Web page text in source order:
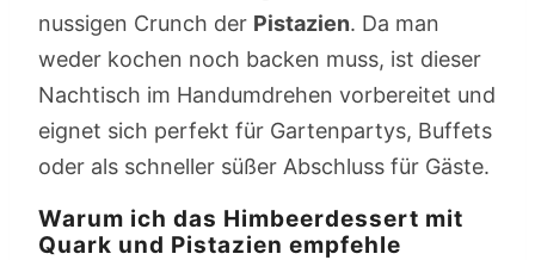
nussigen Crunch der Pistazien. Da man
weder kochen noch backen muss, ist dieser
Nachtisch im Handumdrehen vorbereitet und
eignet sich perfekt für Gartenpartys, Buffets
oder als schneller süßer Abschluss für Gäste.
Warum ich das Himbeerdessert mit
Quark und Pistazien empfehle